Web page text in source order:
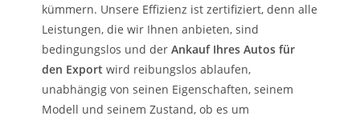
kümmern. Unsere Effizienz ist zertifiziert, denn alle
Leistungen, die wir Ihnen anbieten, sind
bedingungslos und derAnkauf Ihres Autos für
den Export wird reibungslos ablaufen,
unabhängig von seinen Eigenschaften, seinem
Modell und seinem Zustand, ob es um